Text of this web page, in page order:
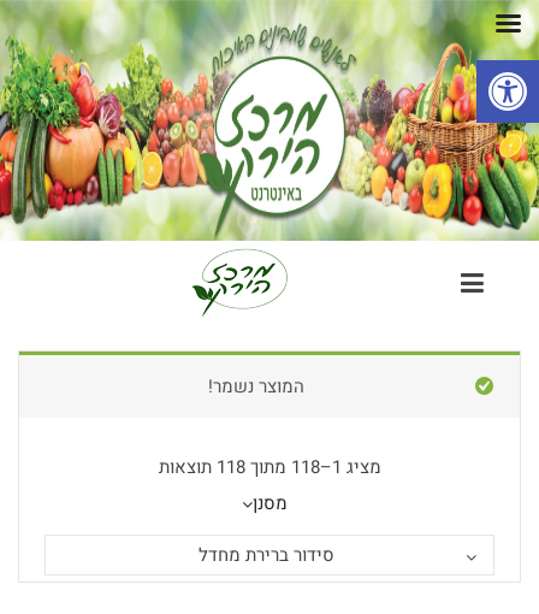
פתח סרגל נגישות
המוצר נשמר!
מציג 1–118 מתוך 118 תוצאות
מסנן
סידור ברירת מחדל